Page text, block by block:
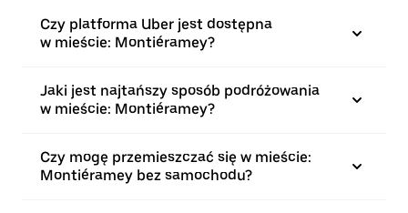
Czy platforma Uber jest dostępna
w mieście: Montiéramey?
Jaki jest najtańszy sposób podróżowania
w mieście: Montiéramey?
Czy mogę przemieszczać się w mieście:
Montiéramey bez samochodu?